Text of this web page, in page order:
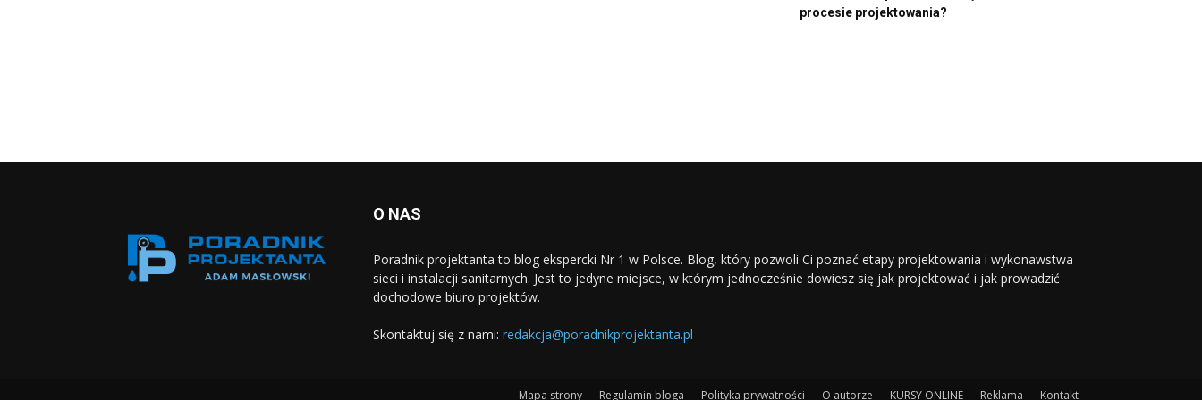
procesie projektowania?
O NAS
Poradnik projektanta to blog ekspercki Nr 1 w Polsce. Blog, który pozwoli Ci poznać etapy projektowania i wykonawstwa
sieci i instalacji sanitarnych. Jest to jedyne miejsce, w którym jednocześnie dowiesz się jak projektować i jak prowadzić
dochodowe biuro projektów.
Skontaktuj się z nami: redakcja@poradnikprojektanta.pl
Mapa strony Regulamin bloga Polityka prywatności O autorze KURSY ONLINE Reklama Kontakt